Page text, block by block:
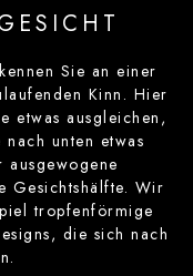
Sie an einer
Kinn. Hier
etwas ausgleichen,
unten etwas
Gesichtshälfte. Wir
tropfenförmige
die sich nach